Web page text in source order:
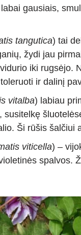
gausiais,
tangutica) tai
žydi jau
iki rugsėjo.
ir dalinį
vitalba) labiau
susitelkę
Ši rūšis šalčiui
viticella) –
spalvos.